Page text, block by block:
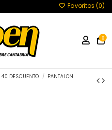
Favoritos (0)
0
40 DESCUENTO
PANTALON